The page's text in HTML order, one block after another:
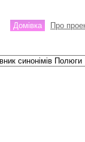
Домівка Про